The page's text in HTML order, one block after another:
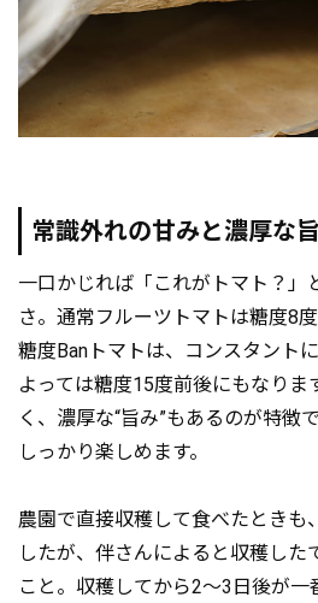
常識外れの甘みと濃厚な
一口かじれば「これがトマト？」
さ。通常フルーツトマトは糖度8
糖度Banトマトは、コンスタント
よっては糖度15度前後にもなりま
く、濃厚な“旨み”もあるのが特徴
しっかり楽しめます。
農園で直接収穫して食べたときも
したが、伴さんによると収穫した
こと。収穫してから2～3日後が一